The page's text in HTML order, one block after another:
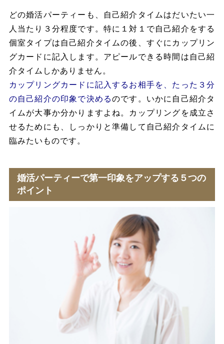
どの婚活パーティーも、自己紹介タイムはだいたい一
人当たり３分程度です。特に１対１で自己紹介をする
個室タイプは自己紹介タイムの後、すぐにカップリン
グカードに記入します。アピールできる時間は自己紹
介タイムしかありません。
カップリングカードに記入するお相手を、たった３分
の自己紹介の印象で決めるのです。いかに自己紹介タ
イムが大事か分かりますよね。カップリングを成立さ
せるためにも、しっかりと準備して自己紹介タイムに
臨みたいものです。
婚活パーティーで第一印象をアップする５つの
ポイント